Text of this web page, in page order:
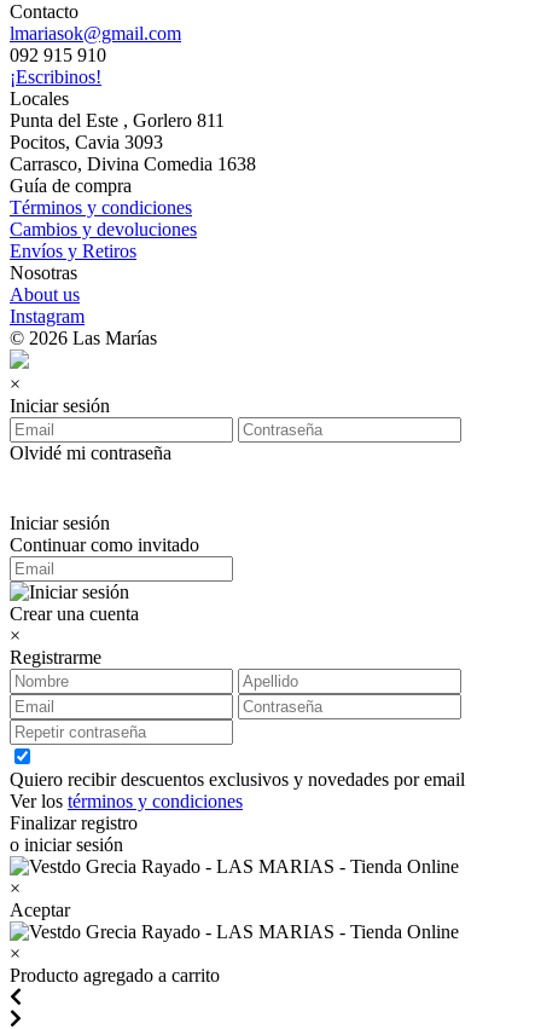
Contacto
lmariasok@gmail.com
092 915 910
¡Escribinos!
Locales
Punta del Este , Gorlero 811
Pocitos, Cavia 3093
Carrasco, Divina Comedia 1638
Guía de compra
Términos y condiciones
Cambios y devoluciones
Envíos y Retiros
Nosotras
About us
Instagram
© 2026 Las Marías
×
Iniciar sesión
Olvidé mi contraseña
Iniciar sesión
Continuar como invitado
Crear una cuenta
×
Registrarme
Quiero recibir descuentos exclusivos y novedades por email
Ver los términos y condiciones
Finalizar registro
o iniciar sesión
×
Aceptar
×
Producto agregado a carrito